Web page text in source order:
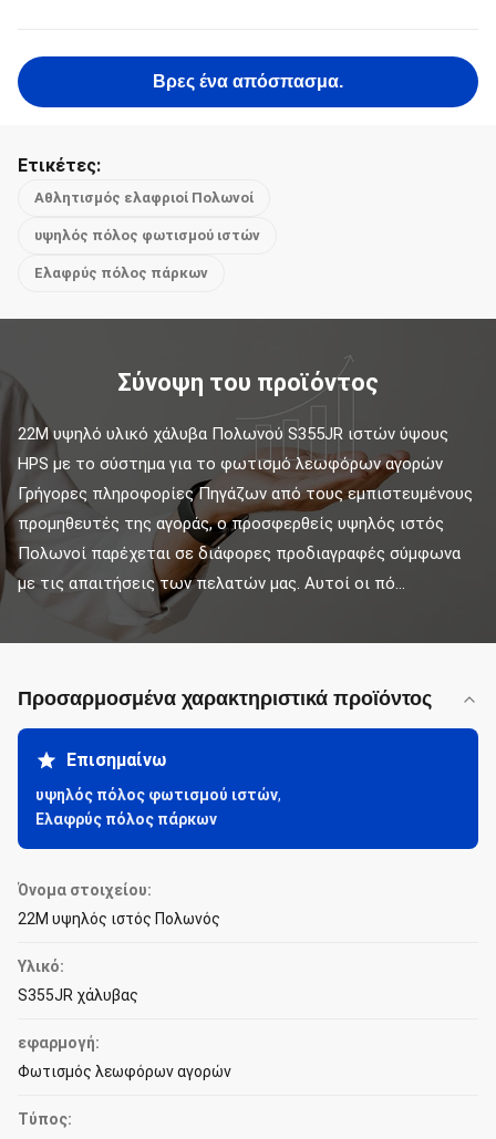
Βρες ένα απόσπασμα.
Ετικέτες:
Αθλητισμός ελαφριοί Πολωνοί
υψηλός πόλος φωτισμού ιστών
Ελαφρύς πόλος πάρκων
Σύνοψη του προϊόντος
22M υψηλό υλικό χάλυβα Πολωνού S355JR ιστών ύψους
HPS με το σύστημα για το φωτισμό λεωφόρων αγορών
Γρήγορες πληροφορίες Πηγάζων από τους εμπιστευμένους
προμηθευτές της αγοράς, ο προσφερθείς υψηλός ιστός
Πολωνοί παρέχεται σε διάφορες προδιαγραφές σύμφωνα
με τις απαιτήσεις των πελατών μας. Αυτοί οι πό...
Προσαρμοσμένα χαρακτηριστικά προϊόντος
Επισημαίνω
υψηλός πόλος φωτισμού ιστών,
Ελαφρύς πόλος πάρκων
Όνομα στοιχείου:
22M υψηλός ιστός Πολωνός
Υλικό:
S355JR χάλυβας
εφαρμογή:
Φωτισμός λεωφόρων αγορών
Τύπος: